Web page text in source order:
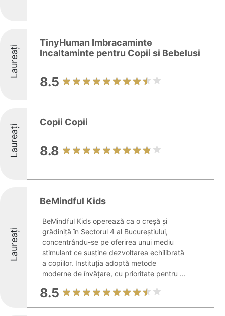
Laureați
TinyHuman Imbracaminte
Incaltaminte pentru Copii si Bebelusi
8.5
Laureați
Copii Copii
8.8
Laureați
BeMindful Kids
BeMindful Kids operează ca o creșă și
grădiniță în Sectorul 4 al Bucureștiului,
concentrându-se pe oferirea unui mediu
stimulant ce susține dezvoltarea echilibrată
a copiilor. Instituția adoptă metode
moderne de învățare, cu prioritate pentru ...
8.5